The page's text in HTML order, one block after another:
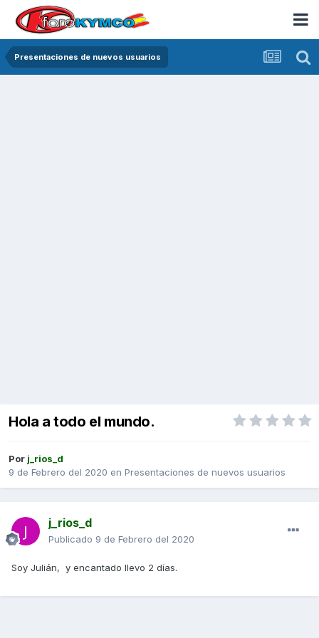
Presentaciones de nuevos usuarios
Hola a todo el mundo.
Por j_rios_d
9 de Febrero del 2020 en Presentaciones de nuevos usuarios
j_rios_d
Publicado 9 de Febrero del 2020
Soy Julián, y encantado llevo 2 días.